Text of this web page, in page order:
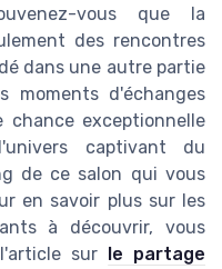
vous que la
des rencontres
dans une autre partie
moments d'échanges
chance exceptionnelle
captivant du
de ce salon qui vous
en savoir plus sur les
à découvrir, vous
sur le partage